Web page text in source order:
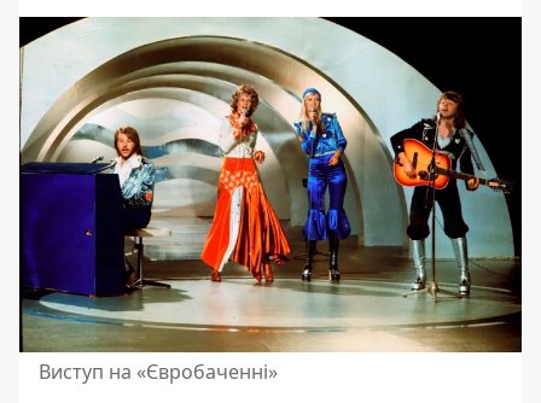
Виступ на «Євробаченні»